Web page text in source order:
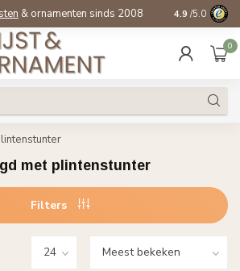
& ornamenten sinds 2008 4.9 /5.0
0
met plintenstunter
Filters